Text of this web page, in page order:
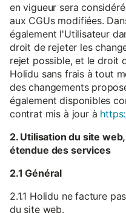
en vigueur sera
aux CGUs modifiées.
également l'Utilisateur
droit de rejeter les
rejet possible, et le droit
Holidu sans frais à tout
des changements
également disponibles
contrat mis à jour à
2. Utilisation du site
étendue des services
2.1 Général
2.1.1 Holidu ne facture
du site web.